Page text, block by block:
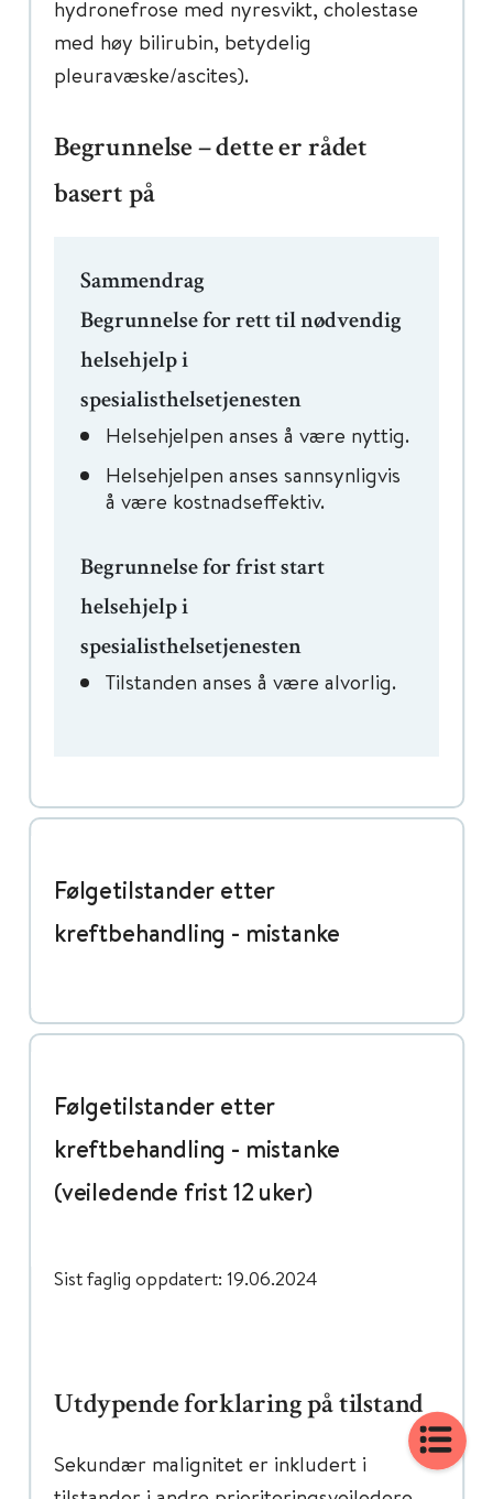
hydronefrose med nyresvikt, cholestase
med høy bilirubin, betydelig
pleuravæske/ascites).
Begrunnelse – dette er rådet
basert på
Sammendrag
Begrunnelse for rett til nødvendig
helsehjelp i
spesialisthelsetjenesten
Helsehjelpen anses å være nyttig.
Helsehjelpen anses sannsynligvis
å være kostnadseffektiv.
Begrunnelse for frist start
helsehjelp i
spesialisthelsetjenesten
Tilstanden anses å være alvorlig.
Følgetilstander etter
kreftbehandling - mistanke
Følgetilstander etter
kreftbehandling - mistanke
(veiledende frist 12 uker)
Sist faglig oppdatert: 19.06.2024
Utdypende forklaring på tilstand
Sekundær malignitet er inkludert i